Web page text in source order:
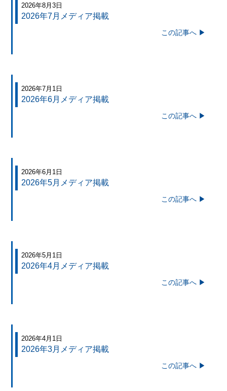
2026年8月3日
2026年7月メディア掲載
この記事へ ▶
2026年7月1日
2026年6月メディア掲載
この記事へ ▶
2026年6月1日
2026年5月メディア掲載
この記事へ ▶
2026年5月1日
2026年4月メディア掲載
この記事へ ▶
2026年4月1日
2026年3月メディア掲載
この記事へ ▶